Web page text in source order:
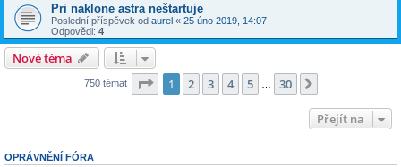
Pri naklone astra neštartuje
Poslední příspěvek od aurel « 25 úno 2019, 14:07
Odpovědi: 4
Nové téma
750 témat Stránka z 30
1 2 3 4 5 30
Přejít na
OPRÁVNĚNÍ FÓRA